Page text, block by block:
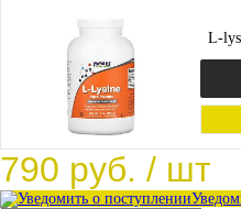
L-
790 руб. / шт